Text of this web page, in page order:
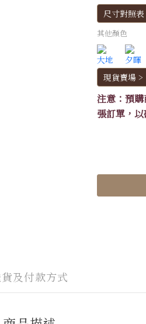
尺寸對照表
其他顏色
現貨賣場 >
注意：預
張訂單，
及付款方式